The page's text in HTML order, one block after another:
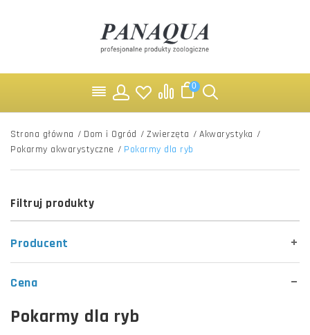
0
Strona główna / Dom i Ogród / Zwierzęta / Akwarystyka /
Pokarmy akwarystyczne / Pokarmy dla ryb
Filtruj produkty
Producent
Cena
Pokarmy dla ryb